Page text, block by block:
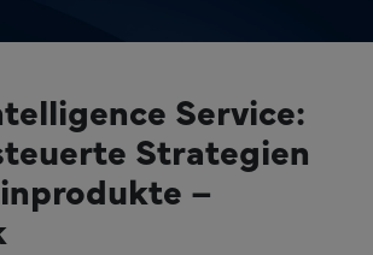
Service:
Strategien
–